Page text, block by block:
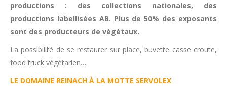
productions : des collections nationales, des
productions labellisées AB. Plus de 50% des exposants
sont des producteurs de végétaux.
La possibilité de se restaurer sur place, buvette casse croute,
food truck végétarien…
LE DOMAINE REINACH À LA MOTTE SERVOLEX